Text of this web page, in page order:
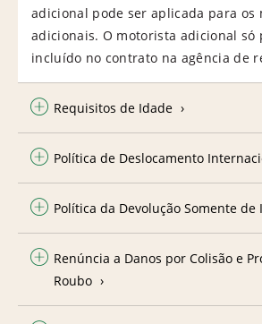
adicional pode ser aplicada para os
adicionais. O motorista adicional só
incluído no contrato na agência de
Requisitos de Idade
Política de Deslocamento
Política da Devolução Somente de
Renúncia a Danos por Colisão e
Roubo